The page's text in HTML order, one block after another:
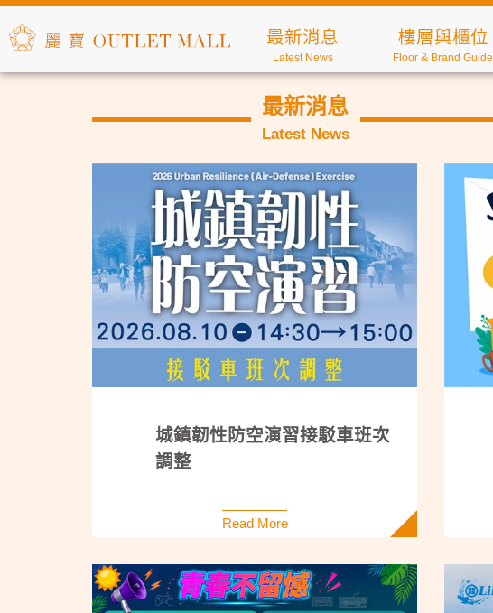
最新消息
Latest News
樓層與櫃位
Floor & Brand Guide
最新消息
Latest News
城鎮韌性防空演習接駁車班次
調整
Read More